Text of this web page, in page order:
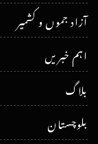
آزاد جموں و کشمیر
اہم خبریں
بلاگ
بلوچستان